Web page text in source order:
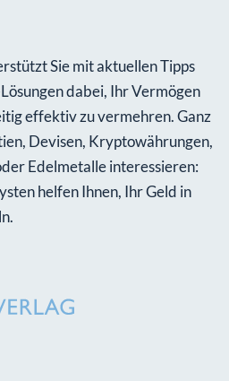
Sie mit aktuellen Tipps
dabei, Ihr Vermögen
effektiv zu vermehren. Ganz
Devisen, Kryptowährungen,
Edelmetalle interessieren:
helfen Ihnen, Ihr Geld in